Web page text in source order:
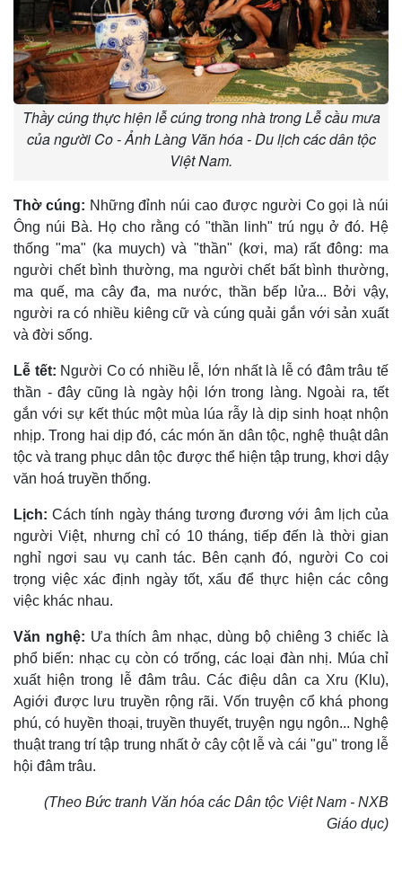
Thầy cúng thực hiện lễ cúng trong nhà trong Lễ cầu mưa
của người Co - Ảnh Làng Văn hóa - Du lịch các dân tộc
Việt Nam.
Thờ cúng: Những đỉnh núi cao được người Co gọi là núi
Ông núi Bà. Họ cho rằng có "thần linh" trú ngụ ở đó. Hệ
thống "ma" (ka muych) và "thần" (kơi, ma) rất đông: ma
người chết bình thường, ma người chết bất bình thường,
ma quế, ma cây đa, ma nước, thần bếp lửa... Bởi vậy,
người ra có nhiều kiêng cữ và cúng quải gắn với sản xuất
và đời sống.
Lễ tết: Người Co có nhiều lễ, lớn nhất là lễ có đâm trâu tế
thần - đây cũng là ngày hội lớn trong làng. Ngoài ra, tết
gắn với sự kết thúc một mùa lúa rẫy là dịp sinh hoạt nhộn
nhịp. Trong hai dịp đó, các món ăn dân tộc, nghệ thuật dân
tộc và trang phục dân tộc được thể hiện tập trung, khơi dậy
văn hoá truyền thống.
Lịch:Cách tính ngày tháng tương đương với âm lịch của
người Việt, nhưng chỉ có 10 tháng, tiếp đến là thời gian
nghỉ ngơi sau vụ canh tác. Bên cạnh đó, người Co coi
trọng việc xác định ngày tốt, xấu để thực hiện các công
việc khác nhau.
Văn nghệ: Ưa thích âm nhạc, dùng bộ chiêng 3 chiếc là
phổ biến: nhạc cụ còn có trống, các loại đàn nhị. Múa chỉ
xuất hiện trong lễ đâm trâu. Các điệu dân ca Xru (Klu),
Agiới được lưu truyền rộng rãi. Vốn truyện cổ khá phong
phú, có huyền thoại, truyền thuyết, truyện ngụ ngôn... Nghệ
thuật trang trí tập trung nhất ở cây cột lễ và cái "gu" trong lễ
hội đâm trâu.
(Theo Bức tranh Văn hóa các Dân tộc Việt Nam - NXB
Giáo dục)